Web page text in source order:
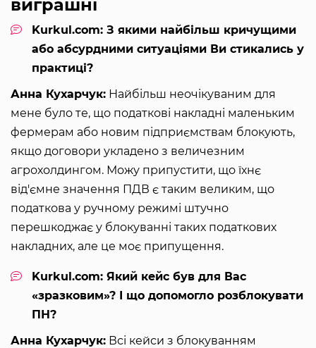
виграшні
Kurkul.com: З якими найбільш кричущими
або абсурдними ситуаціями Ви стикались у
практиці?
Анна Кухарчук: Найбільш неочікуваним для
мене було те, що податкові накладні маленьким
фермерам або новим підприємствам блокують,
якщо договори укладено з величезним
агрохолдингом. Можу припустити, що їхнє
від'ємне значення ПДВ є таким великим, що
податкова у ручному режимі штучно
перешкоджає у блокуванні таких податкових
накладних, але це моє припущення.
Kurkul.com: Який кейс був для Вас
«зразковим»? І що допомогло розблокувати
ПН?
Анна Кухарчук: Всі кейси з блокуванням